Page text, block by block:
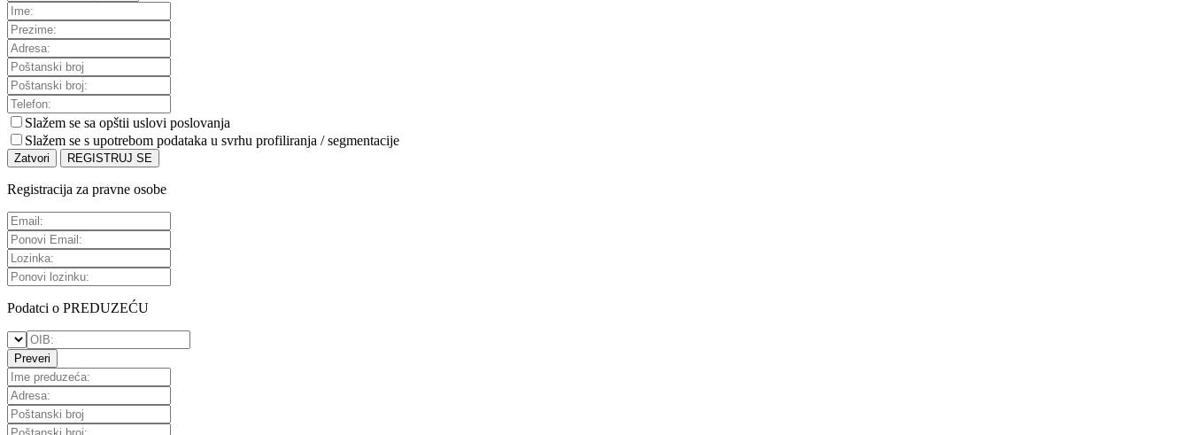
Slažem se sa opštii uslovi poslovanja
Slažem se s upotrebom podataka u svrhu profiliranja / segmentacije
Zatvori REGISTRUJ SE
Registracija za pravne osobe
Podatci o PREDUZEĆU
Preveri